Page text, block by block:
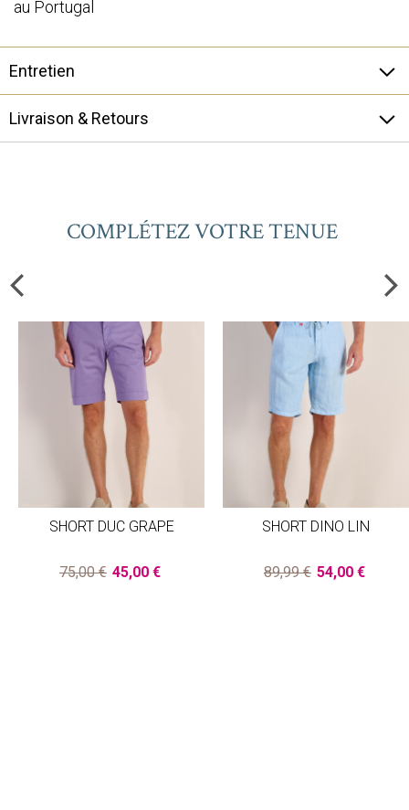
au Portugal
Entretien
Livraison & Retours
COMPLÉTEZ VOTRE TENUE
SHORT DUC GRAPE
75,00 € 45,00 €
SHORT DINO LIN
89,99 € 54,00 €